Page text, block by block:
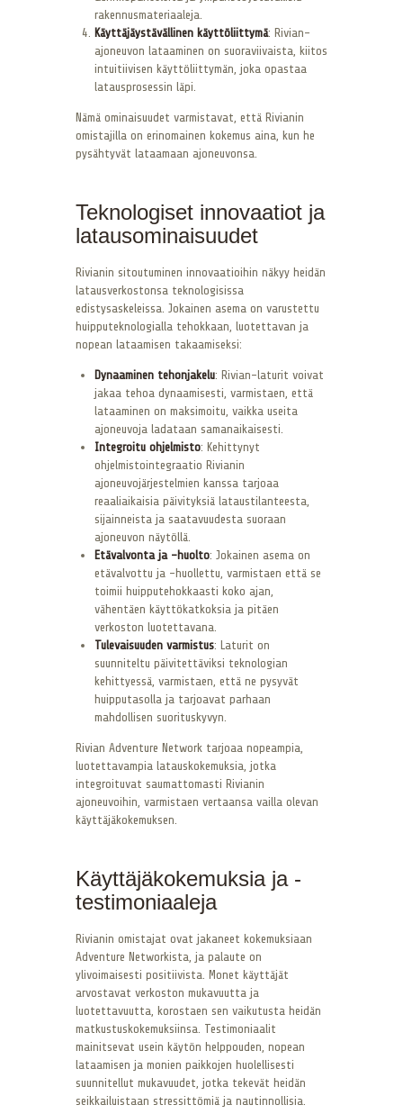
rakennusmateriaaleja.
Käyttäjäystävällinen käyttöliittymä: Rivian-
ajoneuvon lataaminen on suoraviivaista, kiitos
intuitiivisen käyttöliittymän, joka opastaa
latausprosessin läpi.
Nämä ominaisuudet varmistavat, että Rivianin
omistajilla on erinomainen kokemus aina, kun he
pysähtyvät lataamaan ajoneuvonsa.
Teknologiset innovaatiot ja
latausominaisuudet
Rivianin sitoutuminen innovaatioihin näkyy heidän
latausverkostonsa teknologisissa
edistysaskeleissa. Jokainen asema on varustettu
huipputeknologialla tehokkaan, luotettavan ja
nopean lataamisen takaamiseksi:
Dynaaminen tehonjakelu: Rivian-laturit voivat
jakaa tehoa dynaamisesti, varmistaen, että
lataaminen on maksimoitu, vaikka useita
ajoneuvoja ladataan samanaikaisesti.
Integroitu ohjelmisto: Kehittynyt
ohjelmistointegraatio Rivianin
ajoneuvojärjestelmien kanssa tarjoaa
reaaliaikaisia päivityksiä lataustilanteesta,
sijainneista ja saatavuudesta suoraan
ajoneuvon näytöllä.
Etävalvonta ja -huolto: Jokainen asema on
etävalvottu ja -huollettu, varmistaen että se
toimii huipputehokkaasti koko ajan,
vähentäen käyttökatkoksia ja pitäen
verkoston luotettavana.
Tulevaisuuden varmistus: Laturit on
suunniteltu päivitettäviksi teknologian
kehittyessä, varmistaen, että ne pysyvät
huipputasolla ja tarjoavat parhaan
mahdollisen suorituskyvyn.
Rivian Adventure Network tarjoaa nopeampia,
luotettavampia latauskokemuksia, jotka
integroituvat saumattomasti Rivianin
ajoneuvoihin, varmistaen vertaansa vailla olevan
käyttäjäkokemuksen.
Käyttäjäkokemuksia ja -
testimoniaaleja
Rivianin omistajat ovat jakaneet kokemuksiaan
Adventure Networkista, ja palaute on
ylivoimaisesti positiivista. Monet käyttäjät
arvostavat verkoston mukavuutta ja
luotettavuutta, korostaen sen vaikutusta heidän
matkustuskokemuksiinsa. Testimoniaalit
mainitsevat usein käytön helppouden, nopean
lataamisen ja monien paikkojen huolellisesti
suunnitellut mukavuudet, jotka tekevät heidän
seikkailuistaan stressittömiä ja nautinnollisia.